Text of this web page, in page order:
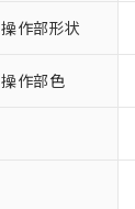
操作部形状
操作部色